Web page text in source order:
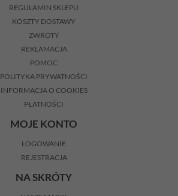
REGULAMIN SKLEPU
KOSZTY DOSTAWY
ZWROTY
REKLAMACJA
POMOC
POLITYKA PRYWATNOŚCI
INFORMACJA O COOKIES
PŁATNOŚCI
MOJE KONTO
LOGOWANIE
REJESTRACJA
NA SKRÓTY